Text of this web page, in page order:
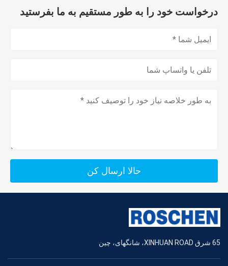
درخواست خود را به طور مستقیم به ما بفرستید
حالا ارسال کن
65 شرق XINHUAN ROAD، شانگهای، چین